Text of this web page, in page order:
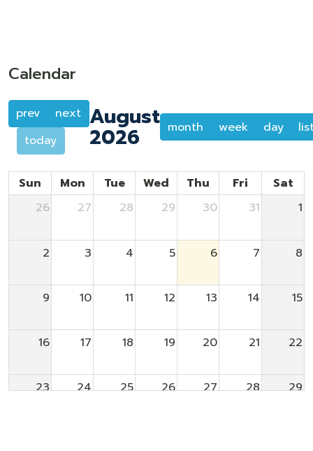
Calendar
prev
next
today
August
2026 month week day
Sun Mon Tue Wed Thu Fri
Sat
26
27 28 29 30 31 1
2 3 4 5 6 7 8
9 10 11 12 13 14 15
16 17 18 19 20 21 22
23 24 25 26 27 28 29